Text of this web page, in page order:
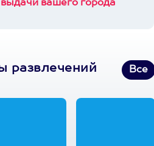
выдачи вашего города
развлечений Все